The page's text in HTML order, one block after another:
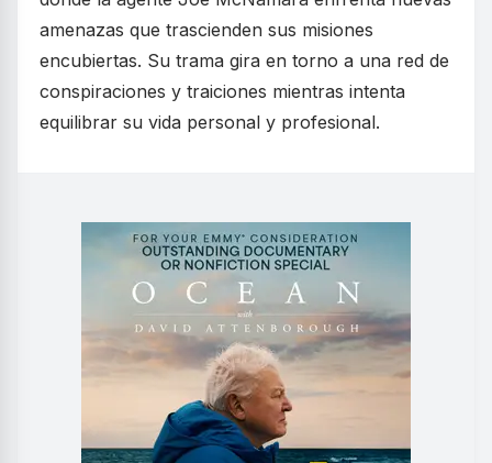
amenazas que trascienden sus misiones
encubiertas. Su trama gira en torno a una red de
conspiraciones y traiciones mientras intenta
equilibrar su vida personal y profesional.